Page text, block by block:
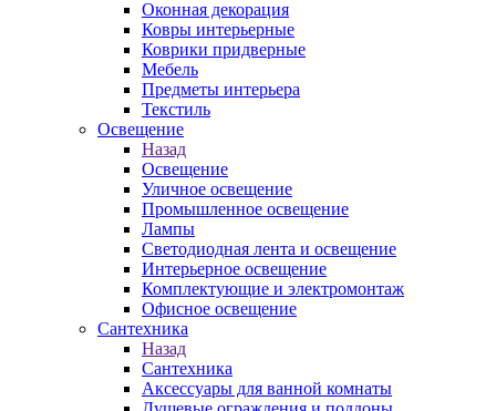
Оконная декорация
Ковры интерьерные
Коврики придверные
Мебель
Предметы интерьера
Текстиль
Освещение
Назад
Освещение
Уличное освещение
Промышленное освещение
Лампы
Светодиодная лента и освещение
Интерьерное освещение
Комплектующие и электромонтаж
Офисное освещение
Сантехника
Назад
Сантехника
Аксессуары для ванной комнаты